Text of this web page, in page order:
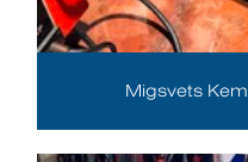
Migsvets